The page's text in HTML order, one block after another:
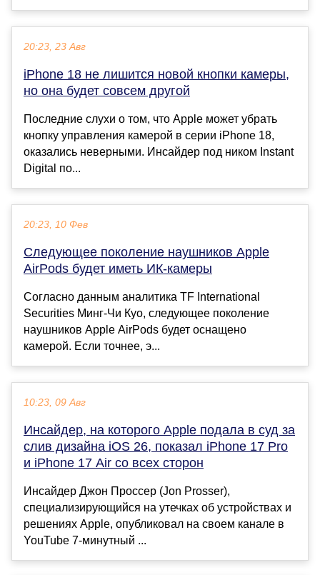
20:23, 23 Авг
iPhone 18 не лишится новой кнопки камеры,
но она будет совсем другой
Последние слухи о том, что Apple может убрать
кнопку управления камерой в серии iPhone 18,
оказались неверными. Инсайдер под ником Instant
Digital по...
20:23, 10 Фев
Следующее поколение наушников Apple
AirPods будет иметь ИК-камеры
Согласно данным аналитика TF International
Securities Минг-Чи Куо, следующее поколение
наушников Apple AirPods будет оснащено
камерой. Если точнее, э...
10:23, 09 Авг
Инсайдер, на которого Apple подала в суд за
слив дизайна iOS 26, показал iPhone 17 Pro
и iPhone 17 Air со всех сторон
Инсайдер Джон Проссер (Jon Prosser),
специализирующийся на утечках об устройствах и
решениях Apple, опубликовал на своем канале в
YouTube 7-минутный ...